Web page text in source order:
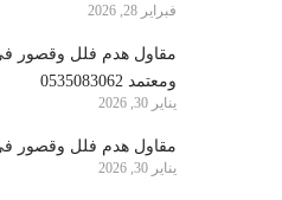
فبراير 28, 2026
مقاول هدم فلل وقصور
ومعتمد 0535083062
يناير 30, 2026
مقاول هدم فلل وقصور
يناير 30, 2026